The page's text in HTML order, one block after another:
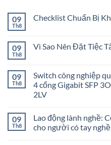
09
Th8
Checklist Chuẩn Bị
09
Th8
Vì Sao Nên Đặt Tiệc
09
Th8
Switch công nghiệp
4 cổng Gigabit SFP
2LV
09
Th8
Lao động lành nghề:
cho người có tay nghề